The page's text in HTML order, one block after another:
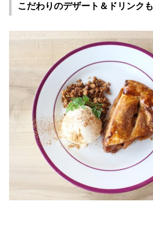
こだわりのデザート＆ドリンクも